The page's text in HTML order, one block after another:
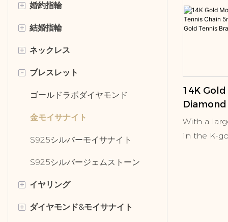
+ 婚約指輪
ハローリング
ソリティアリング
3つの石のリング
永遠のリング
+ 結婚指輪
古典的な結婚指輪
モダンな結婚指輪
メンズリング
+ ネックレス
ゴールドラボダイヤモンド
金モイサナイト
S925シルバーモイサナイト
固体の金のネックレス
S925シルバージェムストーン
- ブレスレット
ゴールドラボダイヤモンド
金モイサナイト
S925シルバーモイサナイト
S925シルバージェムストーン
+ イヤリング
ゴールドラボダイヤモンド
+ ダイヤモンド&モイサナイト
14K
Diamond
5mm
Solid
With a
in the K-